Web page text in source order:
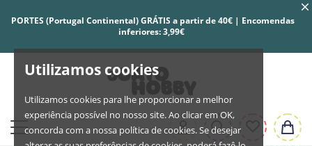
Utilizamos cookies
Utilizamos cookies para lhe proporcionar a melhor
experiência possível no nosso site. Ao clicar em OK,
concorda com a nossa política de cookies. Se desejar
PORTES (Portugal Continental) GRÁTIS a partir de 40€ | Encomendas
inferiores: 3,99€